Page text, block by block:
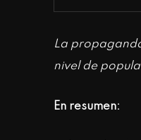
La
nivel de
En resumen: